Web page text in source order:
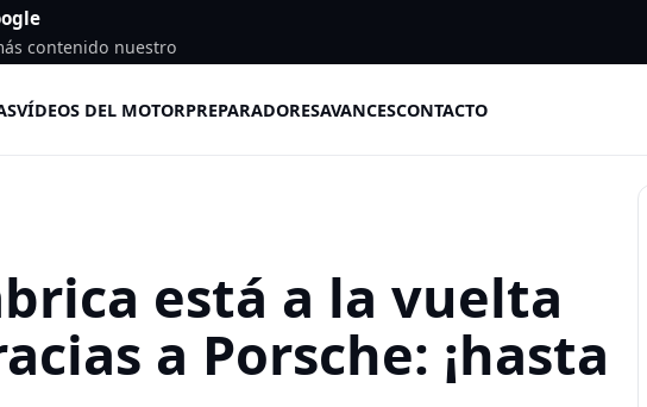
contenido nuestro
VÍDEOS DEL MOTORPREPARADORESAVANCESCONTACTO
está a la vuelta
a Porsche: ¡hasta